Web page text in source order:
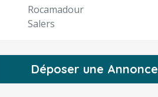
Rocamadour
Salers
Déposer une Annonce